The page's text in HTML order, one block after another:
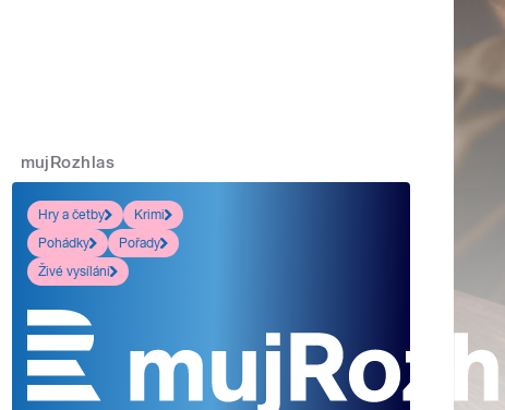
mujRozhlas
Hry a četby
Krimi
Pohádky
Pořady
Živé vysílání